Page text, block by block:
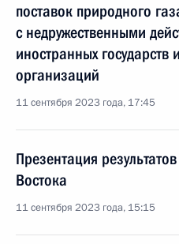
поставок природного
с недружественными
иностранных
организаций
11 сентября 2023 года, 17:45
Презентация
Востока
11 сентября 2023 года, 15:15